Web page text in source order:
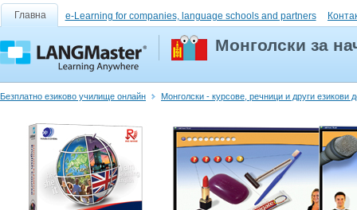
Главна e-Learning for companies, language schools and partners
Монголски за
Безплатно езиково училище онлайн Монголски - курсове, речници и други езикови